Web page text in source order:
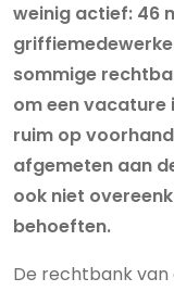
weinig actief: 46
sommige
om een vacature
ruim op
afgemeten aan
ook niet
behoeften.
De rechtbank van